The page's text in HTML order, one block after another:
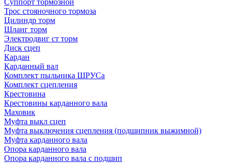
Трос стояночного тормоза
Цилиндр торм
Шланг торм
Электродвиг ст торм
Диск сцеп
Кардан
Карданный вал
Комплект пыльника ШРУСа
Комплект сцепления
Крестовина
Крестовины карданного вала
Маховик
Муфта выкл сцеп
Муфта выключения сцепления (подшипник выжимной)
Муфта карданного вала
Опора карданного вала
Опора карданного вала с подшип